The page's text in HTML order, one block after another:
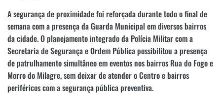
A segurança de proximidade foi reforçada durante todo o final de
semana com a presença da Guarda Municipal em diversos bairros
da cidade. O planejamento integrado da Polícia Militar com a
Secretaria de Segurança e Ordem Públicapossibilitou a presença
de patrulhamento simultâneo em eventos nos bairros Rua do Fogo e
Morro do Milagre, sem deixar de atender o Centro e bairros
periféricos com a segurança pública preventiva.